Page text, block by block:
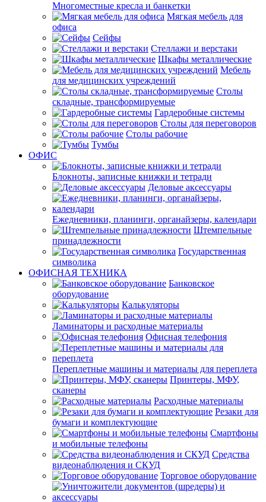
Многоместные кресла и банкетки
Мягкая мебель для
офиса
Сейфы
Стеллажи и верстаки
Шкафы металлические
Мебель
для медицинских учреждений
Столы
складные, трансформируемые
Гардеробные системы
Столы для переговоров
Столы рабочие
Тумбы
ОФИС
Блокноты, записные книжки и тетради
Деловые аксессуары
Ежедневники, планинги, органайзеры, календари
Штемпельные
принадлежности
Государственная
символика
ОФИСНАЯ ТЕХНИКА
Банковское
оборудование
Калькуляторы
Ламинаторы и расходные материалы
Офисная телефония
Переплетные машины и материалы для переплета
Принтеры, МФУ,
сканеры
Расходные материалы
Резаки для
бумаги и комплектующие
Смартфоны
и мобильные телефоны
Средства
видеонаблюдения и СКУД
Торговое оборудование